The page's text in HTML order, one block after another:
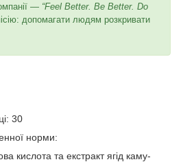
— “Feel Better. Be Better. Do
допомагати людям розкривати
30
норми:
кислота та екстракт ягід каму-